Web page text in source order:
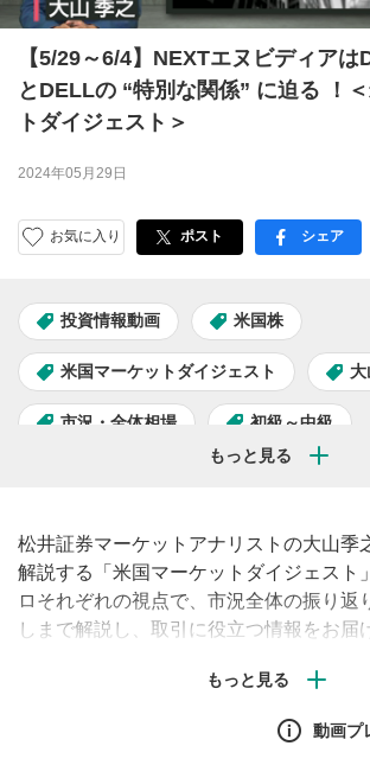
【5/29～6/4】NEXTエヌビディア
とDELLの “特別な関係” に迫る ！
トダイジェスト＞
2024年05月29日
お気に入り ポスト facebook
シェア
投資情報動画 米国株
米国マーケットダイジェスト
市況・全体相場 初級～中級
松井証券マーケットアナリストの大山季
解説する「米国マーケットダイジェスト
ロそれぞれの視点で、市況全体の振り返
しまで解説し、取引に役立つ情報をお届
動画プ